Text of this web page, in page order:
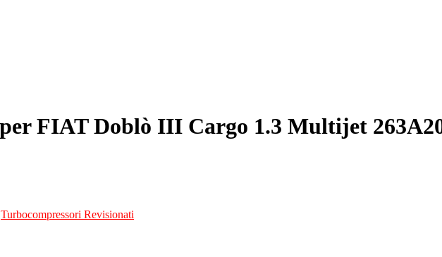
FIAT Doblò III Cargo 1.3 Multijet
Turbocompressori Revisionati